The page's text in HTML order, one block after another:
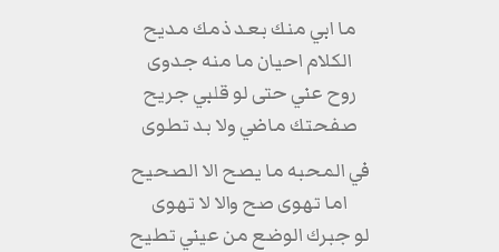
ما ابي منك بعد ذمك مديح
الكلام احيان ما منه جدوى
روح عني حتى لو قلبي جريح
صفحتك ماضي ولا بد تطوى
في المحبه ما يصح الا الصحيح
اما تهوى صح والا لا تهوى
لو جبرك الوضع من عيني تطيح